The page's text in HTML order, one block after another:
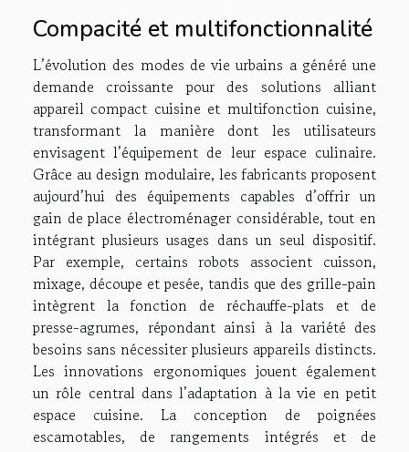
Compacité et multifonctionnalité
L’évolution des modes de vie urbains a généré une
demande croissante pour des solutions alliant
appareil compact cuisine et multifonction cuisine,
transformant la manière dont les utilisateurs
envisagent l’équipement de leur espace culinaire.
Grâce au design modulaire, les fabricants proposent
aujourd’hui des équipements capables d’offrir un
gain de place électroménager considérable, tout en
intégrant plusieurs usages dans un seul dispositif.
Par exemple, certains robots associent cuisson,
mixage, découpe et pesée, tandis que des grille-pain
intègrent la fonction de réchauffe-plats et de
presse-agrumes, répondant ainsi à la variété des
besoins sans nécessiter plusieurs appareils distincts.
Les innovations ergonomiques jouent également
un rôle central dans l’adaptation à la vie en petit
espace cuisine. La conception de poignées
escamotables, de rangements intégrés et de